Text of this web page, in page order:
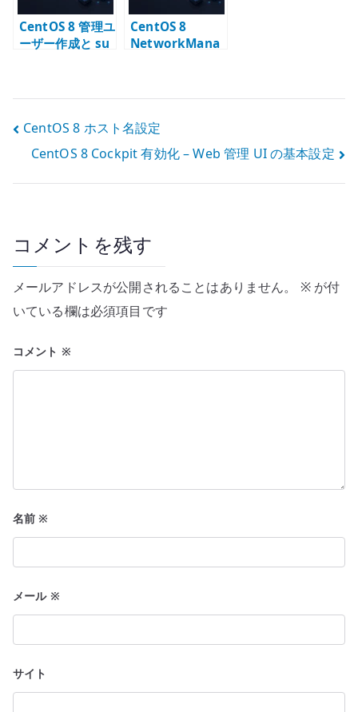
CentOS 8 管理ユ
ーザー作成と su
CentOS 8
NetworkMana
投
稿
ゲ
ー
シ
ョ
CentOS 8 ホスト名設定
CentOS 8 Cockpit 有効化 – Web 管理 UI の基本設定
コメントを残す
メールアドレスが公開されることはありません。 ※が付
いている欄は必須項目です
コメント ※
名前※
メール ※
サイト